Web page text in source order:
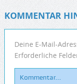
KOMMENTAR
Deine E-Mail-
Erforderliche